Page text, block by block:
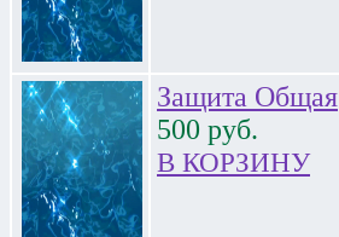
Защита Общая
500 руб.
В КОРЗИНУ